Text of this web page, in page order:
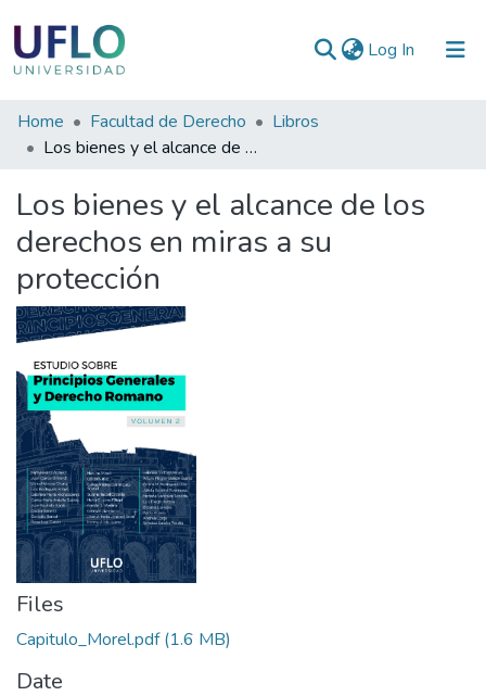
Log In (current)
Communities
&
All of RIUFLO
Statistics
Home Facultad de Derecho
Libros
Los bienes y el alcance de los derechos en miras a su protección
Los bienes y el alcance de los
derechos en miras a su
protección
Files
Capitulo_Morel.pdf(1.6 MB)
Date